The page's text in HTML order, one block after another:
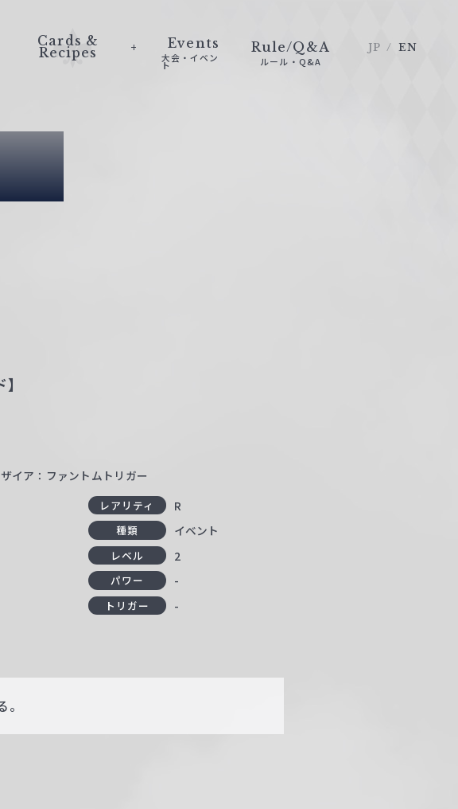
Cards &
Recipes
Events
大会・イベン
ト
Rule/Q&A
ルール・Q&A
JP EN
イア：ファントムトリガー
レアリティ R
種類 イベント
レベル 2
パワー -
トリガー -